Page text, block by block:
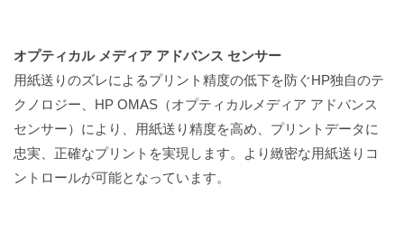
オプティカル メディア アドバンス センサー
用紙送りのズレによるプリント精度の低下を防ぐHP独自のテ
クノロジー、HP OMAS（オプティカルメディア アドバンス
センサー）により、用紙送り精度を高め、プリントデータに
忠実、正確なプリントを実現します。より緻密な用紙送りコ
ントロールが可能となっています。